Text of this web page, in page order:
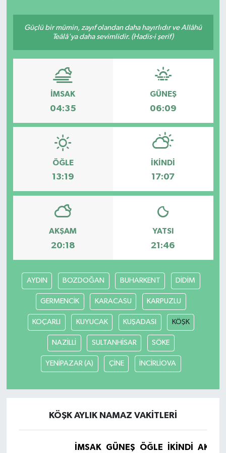
Güçlü bir mümin, zayıf olandan daha hayırlıdır ve Allâhü
Teâlâ'ya daha sevimlidir. (Hadis-i şerif)
İMSAK
04:35
GÜNEŞ
06:09
ÖĞLE
13:19
İKINDI
17:07
AKŞAM
20:18
YATSI
21:46
AYDIN BOZDOĞAN BUHARKENT DİDİM
GERMENCİK KARACASU KARPUZLU
KOÇARLI KUYUCAK KUŞADASI KÖŞK
NAZİLLİ SULTANHİSAR SÖKE
YENİPAZAR (A) ÇİNE İNCİRLİOVA
KÖŞK AYLIK NAMAZ VAKITLERI
İMSAK GÜNEŞ ÖĞLE İKINDI